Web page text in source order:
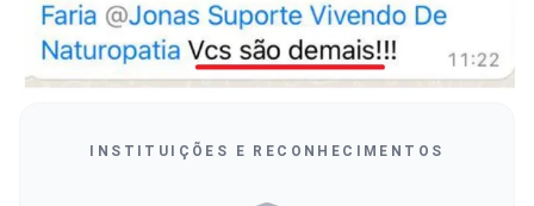
INSTITUIÇÕES E RECONHECIMENTOS